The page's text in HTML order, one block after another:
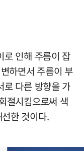
로 인해 주름이 잡
하면서 주름이 부
로 다른 방향을 가
절시킴으로써 색
한 것이다.